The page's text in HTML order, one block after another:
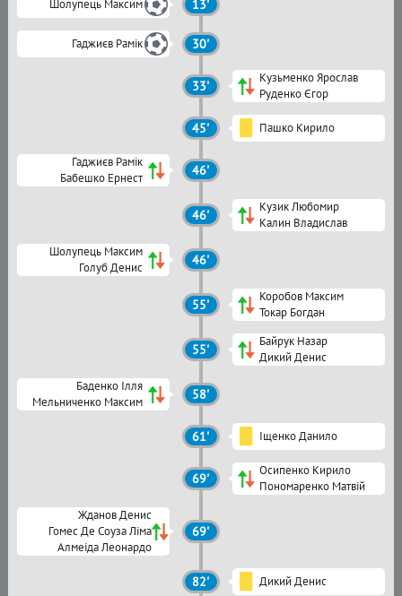
Шолупець Максим 13'
Гаджиєв Рамік 30'
33'
Кузьменко Ярослав
Руденко Єгор
45' Пашко Кирило
Гаджиєв Рамік
Бабешко Ернест
46'
46'
Кузик Любомир
Калин Владислав
Шолупець Максим
Голуб Денис
46'
55'
Коробов Максим
Токар Богдан
55'
Байрук Назар
Дикий Денис
Баденко Ілля
Мельниченко Максим
58'
61' Іщенко Данило
69'
Осипенко Кирило
Пономаренко Матвій
Жданов Денис
Гомес Де Соуза Ліма
Алмеіда Леонардо
69'
82' Дикий Денис